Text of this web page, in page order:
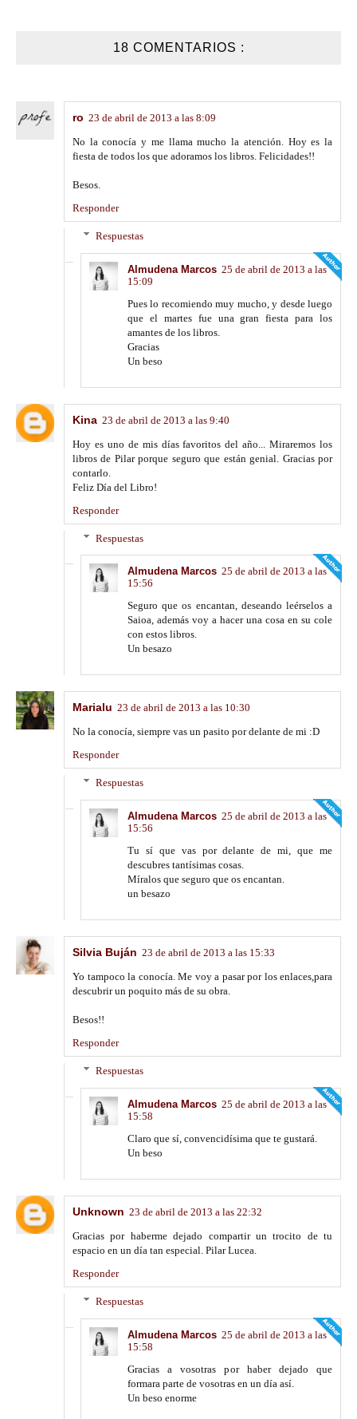
18 COMENTARIOS :
ro 23 de abril de 2013 a las 8:09
No la conocía y me llama mucho la atención. Hoy es la
fiesta de todos los que adoramos los libros. Felicidades!!
Besos.
Responder
Respuestas
Almudena Marcos 25 de abril de 2013 a las
15:09
Pues lo recomiendo muy mucho, y desde luego
que el martes fue una gran fiesta para los
amantes de los libros.
Gracias
Un beso
Kina 23 de abril de 2013 a las 9:40
Hoy es uno de mis días favoritos del año... Miraremos los
libros de Pilar porque seguro que están genial. Gracias por
contarlo.
Feliz Día del Libro!
Responder
Respuestas
Almudena Marcos 25 de abril de 2013 a las
15:56
Seguro que os encantan, deseando leérselos a
Saioa, además voy a hacer una cosa en su cole
con estos libros.
Un besazo
Marialu 23 de abril de 2013 a las 10:30
No la conocía, siempre vas un pasito por delante de mi :D
Responder
Respuestas
Almudena Marcos 25 de abril de 2013 a las
15:56
Tu sí que vas por delante de mi, que me
descubres tantísimas cosas.
Míralos que seguro que os encantan.
un besazo
Silvia Buján 23 de abril de 2013 a las 15:33
Yo tampoco la conocía. Me voy a pasar por los enlaces,para
descubrir un poquito más de su obra.
Besos!!
Responder
Respuestas
Almudena Marcos 25 de abril de 2013 a las
15:58
Claro que sí, convencidísima que te gustará.
Un beso
Unknown 23 de abril de 2013 a las 22:32
Gracias por haberme dejado compartir un trocito de tu
espacio en un día tan especial. Pilar Lucea.
Responder
Respuestas
Almudena Marcos 25 de abril de 2013 a las
15:58
Gracias a vosotras por haber dejado que
formara parte de vosotras en un día así.
Un beso enorme